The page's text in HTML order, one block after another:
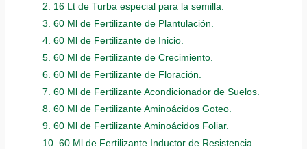
2. 16 Lt de Turba especial para la semilla.
3. 60 Ml de Fertilizante de Plantulación.
4. 60 Ml de Fertilizante de Inicio.
5. 60 Ml de Fertilizante de Crecimiento.
6. 60 Ml de Fertilizante de Floración.
7. 60 Ml de Fertilizante Acondicionador de Suelos.
8. 60 Ml de Fertilizante Aminoácidos Goteo.
9. 60 Ml de Fertilizante Aminoácidos Foliar.
10. 60 Ml de Fertilizante Inductor de Resistencia.